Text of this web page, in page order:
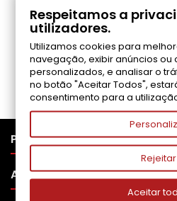
COMENTÁRIOS (0)
Seja o primeiro a
PRODUTOS
APOIO AO CLIENTE
Respeitamos a
utilizadores.
Utilizamos cookies para
navegação, exibir anúncios ou
personalizados, e analisar o
no botão "Aceitar Todos",
consentimento para a
Rejeitar
Aceitar